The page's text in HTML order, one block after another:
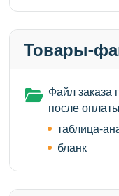
Товары-
Файл заказа
после
таблица-
бланк